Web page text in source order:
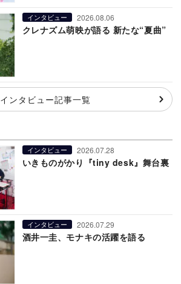
インタビュー 2026.08.06
クレナズム萌映が語る 新たな“夏曲”
インタビュー記事一覧
インタビュー 2026.07.28
いきものがかり『tiny desk』舞台裏
インタビュー 2026.07.29
酒井一圭、モナキの活躍を語る